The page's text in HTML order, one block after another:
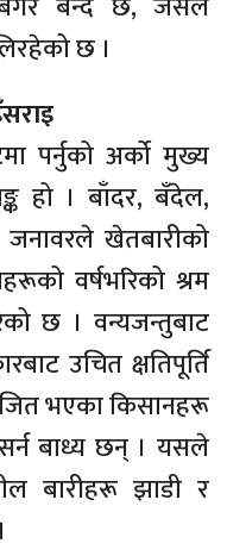
छ ।
पर्नुको अर्को मुख्य
हो । बाँदर, बँदेल,
खेतबारीको
वर्षभरिको श्रम
छ । वन्यजन्तुबाट
उचित क्षतिपूर्ति
भएका किसानहरू
बाध्य छन् । यसले
बारीहरू झाडी र